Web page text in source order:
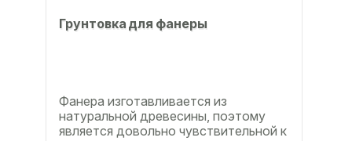
Грунтовка для фанеры
Фанера изготавливается из
натуральной древесины, поэтому
является довольно чувствительной к